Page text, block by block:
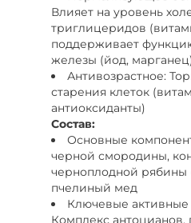
Влияет на уровень
триглицеридов
поддерживает
железы (йод,
Антивозрастное:
старения клеток
антиоксиданты)
Состав:
Основные
черной смородины,
черноплодной рябины
пчелиный мед
Ключевые активные
Комплекс